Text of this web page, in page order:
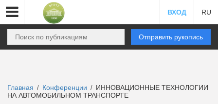
ВХОД RU
Отправить рукопись
Главная / Конференции / ИННОВАЦИОННЫЕ ТЕХНОЛОГИИ
НА АВТОМОБИЛЬНОМ ТРАНСПОРТЕ